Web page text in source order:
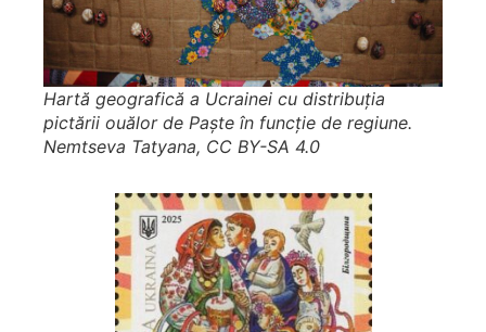
Hartă geografică a Ucrainei cu distribuția
pictării ouălor de Paște în funcție de regiune.
Nemtseva Tatyana, CC BY-SA 4.0